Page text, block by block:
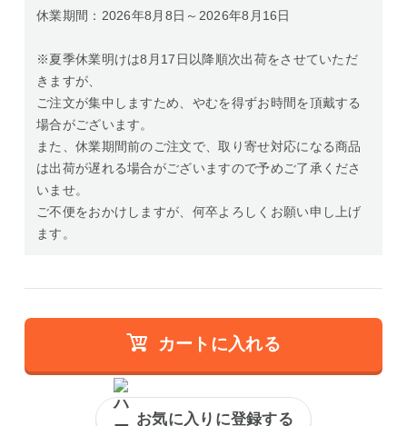
休業期間：2026年8月8日～2026年8月16日
※夏季休業明けは8月17日以降順次出荷をさせていただ
きますが、
ご注文が集中しますため、やむを得ずお時間を頂戴する
場合がございます。
また、休業期間前のご注文で、取り寄せ対応になる商品
は出荷が遅れる場合がございますので予めご了承くださ
いませ。
ご不便をおかけしますが、何卒よろしくお願い申し上げ
ます。
カートに入れる
お気に入りに登録する